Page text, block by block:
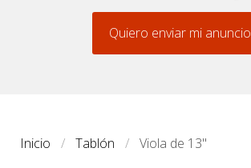
Quiero enviar mi anuncio
Inicio Tablón Viola de 13"